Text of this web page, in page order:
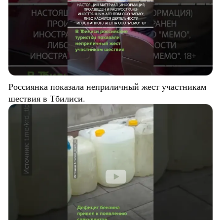
Россиянка показала неприличный жест участникам
шествия в Тбилиси.